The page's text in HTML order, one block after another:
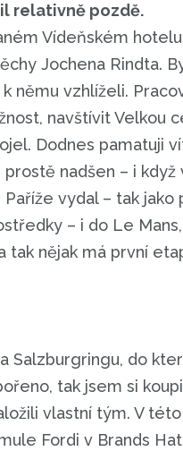
relativně pozdě.
Vídeňském
Jochena Rindta.
němu vzhlíželi.
navštívit Velkou
Dodnes pamatuji
nadšen – i
vydal – tak jako
– i do Le
tak nějak má první
Salzburgringu, do
tak jsem si
vlastní tým. V
Fordi v Brands